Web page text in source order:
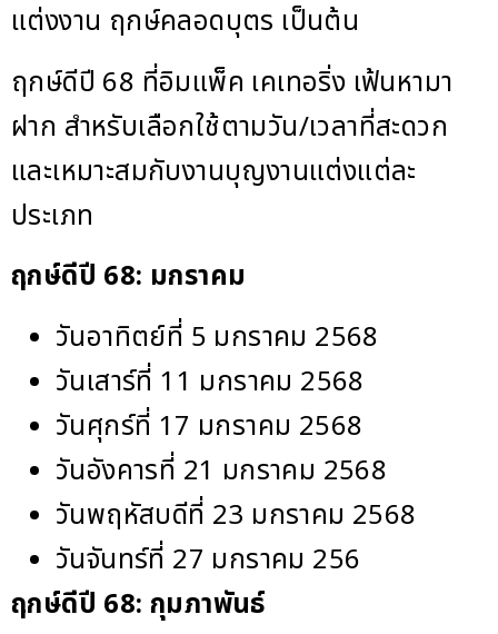
แต่งงาน ฤกษ์คลอดบุตร เป็นต้น
ฤกษ์ดีปี 68 ที่อิมแพ็ค เคเทอริ่ง เฟ้นหามา
ฝาก สำหรับเลือกใช้ตามวัน/เวลาที่สะดวก
และเหมาะสมกับงานบุญงานแต่งแต่ละ
ประเภท
ฤกษ์ดีปี 68: มกราคม
วันอาทิตย์ที่ 5 มกราคม 2568
วันเสาร์ที่ 11 มกราคม 2568
วันศุกร์ที่ 17 มกราคม 2568
วันอังคารที่ 21 มกราคม 2568
วันพฤหัสบดีที่ 23 มกราคม 2568
วันจันทร์ที่ 27 มกราคม 256
ฤกษ์ดีปี 68: กุมภาพันธ์